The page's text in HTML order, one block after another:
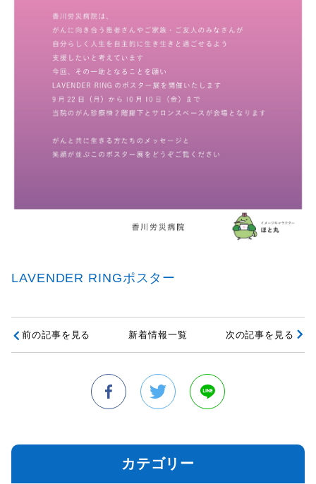
LAVENDER RINGポスター
前の記事を見る 新着情報一覧 次の記事を見る
カテゴリー